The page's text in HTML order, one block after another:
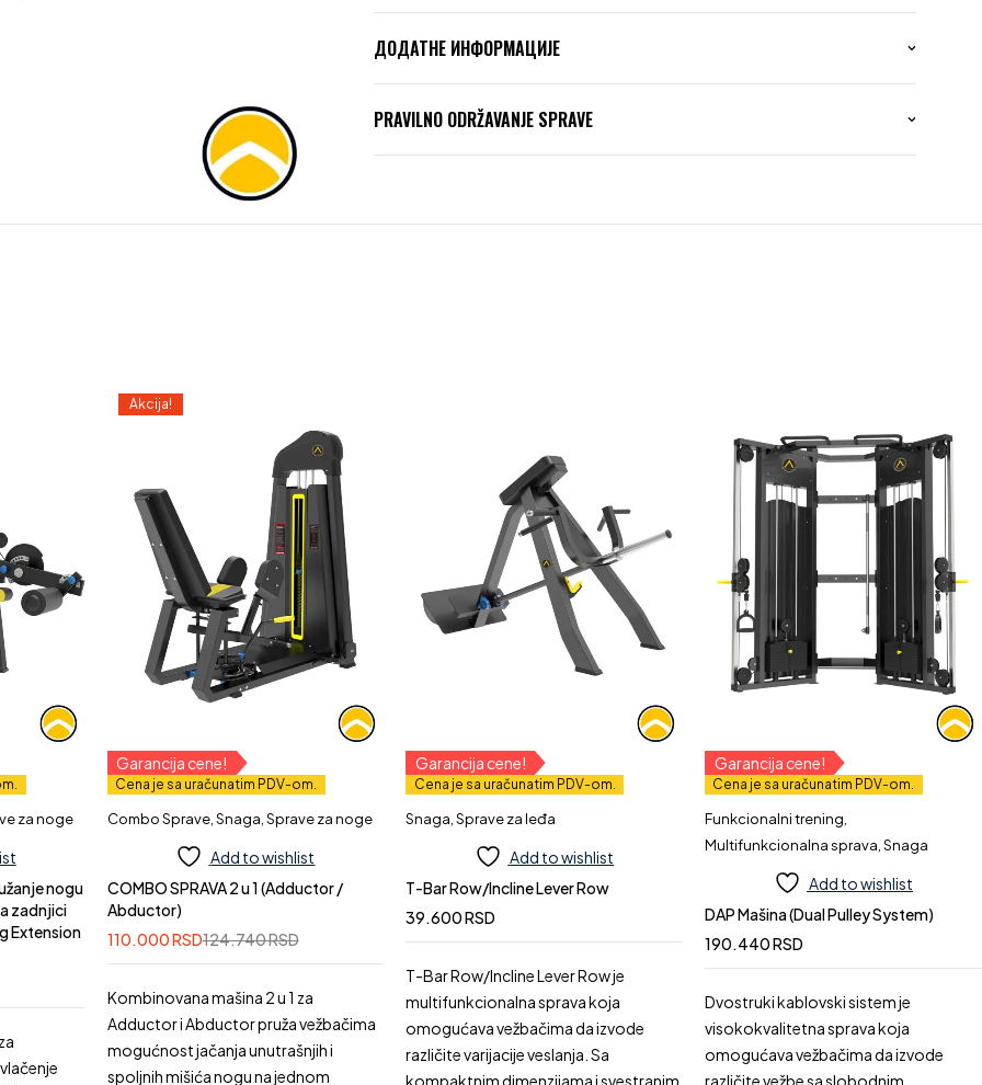
ДОДАТНЕ ИНФОРМАЦИЈЕ
PRAVILNO ODRŽAVANJE SPRAVE
za noge
zadnjici
Extension
Garancija cene!
Cena je sa uračunatim PDV-om.
Akcija!
Combo Sprave,Snaga,Sprave za noge
Add to wishlist
COMBO SPRAVA 2 u 1 (Adductor /
Abductor)
124.740RSD
110.000RSD
Kombinovana mašina 2 u 1 za
Adductor i Abductor pruža vežbačima
mogućnost jačanja unutrašnjih i
spoljnih mišića nogu na jednom
Garancija cene!
Cena je sa uračunatim PDV-om.
Snaga,Sprave za leđa
Add to wishlist
T-Bar Row/Incline Lever Row
39.600RSD
T-Bar Row/Incline Lever Row je
multifunkcionalna sprava koja
omogućava vežbačima da izvode
različite varijacije veslanja. Sa
kompaktnim dimenzijama i svestranim
Garancija cene!
Cena je sa uračunatim PDV-om.
Funkcionalni trening,
Multifunkcionalna sprava,Snaga
Add to wishlist
DAP Mašina (Dual Pulley System)
190.440RSD
Dvostruki kablovski sistem je
visokokvalitetna sprava koja
omogućava vežbačima da izvode
različite vežbe sa slobodnim